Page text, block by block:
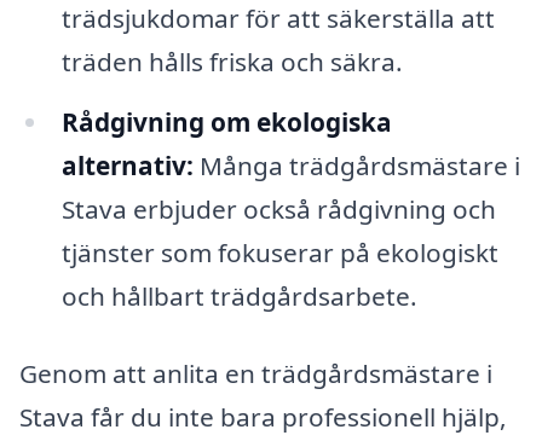
trädsjukdomar för att säkerställa att
träden hålls friska och säkra.
Rådgivning om ekologiska
alternativ: Många trädgårdsmästare i
Stava erbjuder också rådgivning och
tjänster som fokuserar på ekologiskt
och hållbart trädgårdsarbete.
Genom att anlita en trädgårdsmästare i
Stava får du inte bara professionell hjälp,